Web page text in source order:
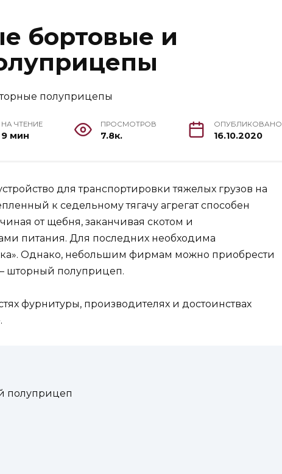
бортовые и
НА ЧТЕНИЕ
9 мин
ПРОСМОТРОВ
7.8к.
ОПУБЛИКОВАНО
16.10.2020
для транспортировки тяжелых грузов на
к седельному тягачу агрегат способен
от щебня, заканчивая скотом и
питания. Для последних необходима
Однако, небольшим фирмам можно приобрести
шторный полуприцеп.
фурнитуры, производителях и достоинствах
полуприцеп